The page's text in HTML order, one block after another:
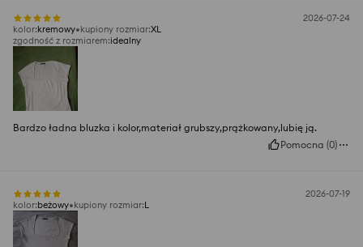
2026-07-24
kolor:kremowy kupiony rozmiar:XL
zgodność z rozmiarem:idealny
Bardzo ładna bluzka i kolor,materiał grubszy,prążkowany,lubię ją.
Pomocna (0)
2026-07-19
kolor:beżowy kupiony rozmiar:L